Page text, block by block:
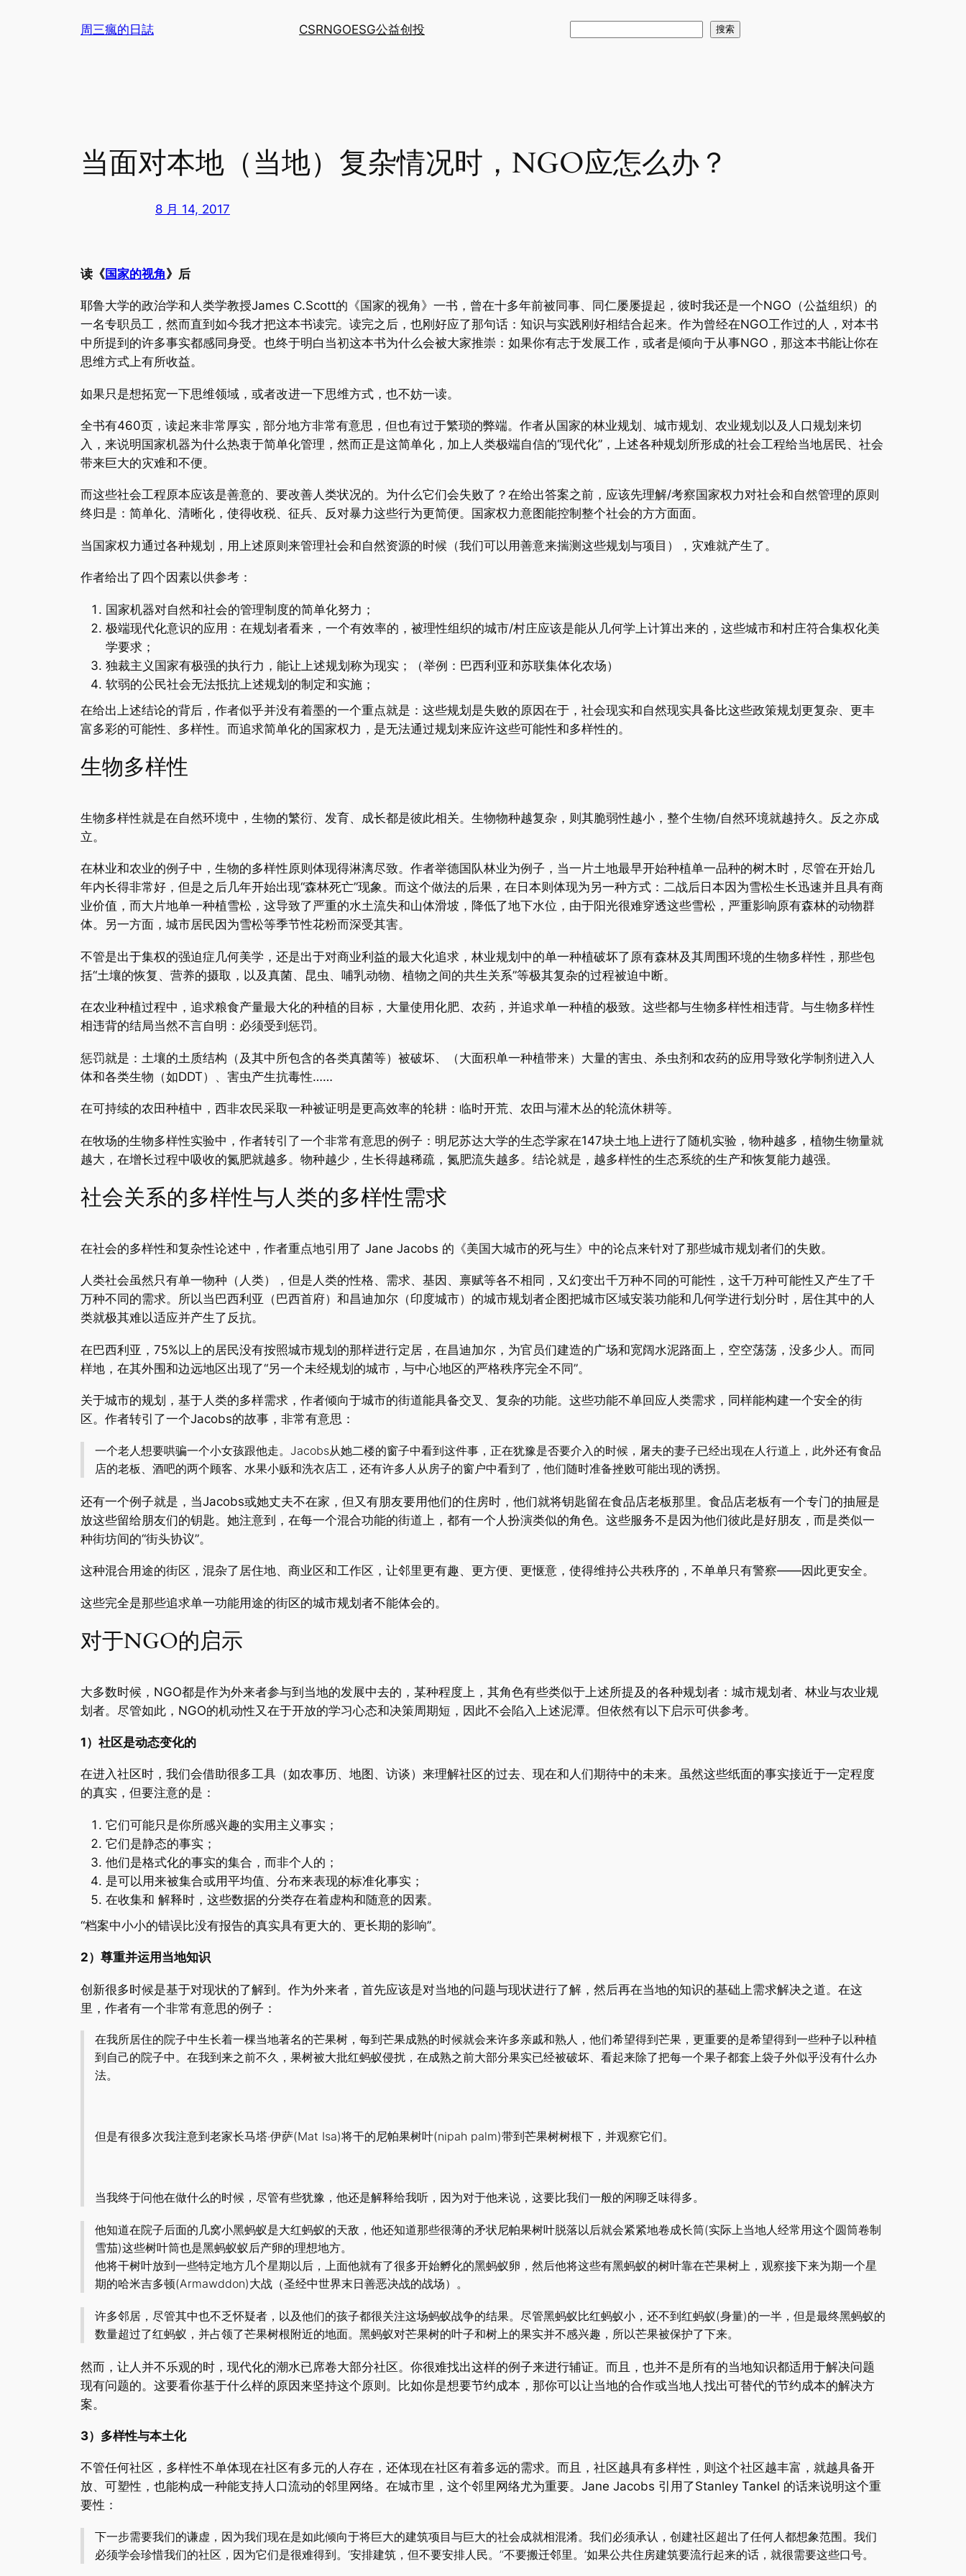
周三瘋的日誌 CSRNGOESG公益创投 搜索
当面对本地（当地）复杂情况时，NGO应怎么办？
8 月 14, 2017
读《国家的视角》后
耶鲁大学的政治学和人类学教授James C.Scott的《国家的视角》一书，曾在十多年前被同事、同仁屡屡提起，彼时我还是一个NGO（公益组织）的
一名专职员工，然而直到如今我才把这本书读完。读完之后，也刚好应了那句话：知识与实践刚好相结合起来。作为曾经在NGO工作过的人，对本书
中所提到的许多事实都感同身受。也终于明白当初这本书为什么会被大家推崇：如果你有志于发展工作，或者是倾向于从事NGO，那这本书能让你在
思维方式上有所收益。
如果只是想拓宽一下思维领域，或者改进一下思维方式，也不妨一读。
全书有460页，读起来非常厚实，部分地方非常有意思，但也有过于繁琐的弊端。作者从国家的林业规划、城市规划、农业规划以及人口规划来切
入，来说明国家机器为什么热衷于简单化管理，然而正是这简单化，加上人类极端自信的“现代化”，上述各种规划所形成的社会工程给当地居民、社会
带来巨大的灾难和不便。
而这些社会工程原本应该是善意的、要改善人类状况的。为什么它们会失败了？在给出答案之前，应该先理解/考察国家权力对社会和自然管理的原则
终归是：简单化、清晰化，使得收税、征兵、反对暴力这些行为更简便。国家权力意图能控制整个社会的方方面面。
当国家权力通过各种规划，用上述原则来管理社会和自然资源的时候（我们可以用善意来揣测这些规划与项目），灾难就产生了。
作者给出了四个因素以供参考：
国家机器对自然和社会的管理制度的简单化努力；
极端现代化意识的应用：在规划者看来，一个有效率的，被理性组织的城市/村庄应该是能从几何学上计算出来的，这些城市和村庄符合集权化美
学要求；
独裁主义国家有极强的执行力，能让上述规划称为现实；（举例：巴西利亚和苏联集体化农场）
软弱的公民社会无法抵抗上述规划的制定和实施；
在给出上述结论的背后，作者似乎并没有着墨的一个重点就是：这些规划是失败的原因在于，社会现实和自然现实具备比这些政策规划更复杂、更丰
富多彩的可能性、多样性。而追求简单化的国家权力，是无法通过规划来应许这些可能性和多样性的。
生物多样性
生物多样性就是在自然环境中，生物的繁衍、发育、成长都是彼此相关。生物物种越复杂，则其脆弱性越小，整个生物/自然环境就越持久。反之亦成
立。
在林业和农业的例子中，生物的多样性原则体现得淋漓尽致。作者举德国队林业为例子，当一片土地最早开始种植单一品种的树木时，尽管在开始几
年内长得非常好，但是之后几年开始出现“森林死亡”现象。而这个做法的后果，在日本则体现为另一种方式：二战后日本因为雪松生长迅速并且具有商
业价值，而大片地单一种植雪松，这导致了严重的水土流失和山体滑坡，降低了地下水位，由于阳光很难穿透这些雪松，严重影响原有森林的动物群
体。另一方面，城市居民因为雪松等季节性花粉而深受其害。
不管是出于集权的强迫症几何美学，还是出于对商业利益的最大化追求，林业规划中的单一种植破坏了原有森林及其周围环境的生物多样性，那些包
括“土壤的恢复、营养的摄取，以及真菌、昆虫、哺乳动物、植物之间的共生关系”等极其复杂的过程被迫中断。
在农业种植过程中，追求粮食产量最大化的种植的目标，大量使用化肥、农药，并追求单一种植的极致。这些都与生物多样性相违背。与生物多样性
相违背的结局当然不言自明：必须受到惩罚。
惩罚就是：土壤的土质结构（及其中所包含的各类真菌等）被破坏、（大面积单一种植带来）大量的害虫、杀虫剂和农药的应用导致化学制剂进入人
体和各类生物（如DDT）、害虫产生抗毒性……
在可持续的农田种植中，西非农民采取一种被证明是更高效率的轮耕：临时开荒、农田与灌木丛的轮流休耕等。
在牧场的生物多样性实验中，作者转引了一个非常有意思的例子：明尼苏达大学的生态学家在147块土地上进行了随机实验，物种越多，植物生物量就
越大，在增长过程中吸收的氮肥就越多。物种越少，生长得越稀疏，氮肥流失越多。结论就是，越多样性的生态系统的生产和恢复能力越强。
社会关系的多样性与人类的多样性需求
在社会的多样性和复杂性论述中，作者重点地引用了 Jane Jacobs 的《美国大城市的死与生》中的论点来针对了那些城市规划者们的失败。
人类社会虽然只有单一物种（人类），但是人类的性格、需求、基因、禀赋等各不相同，又幻变出千万种不同的可能性，这千万种可能性又产生了千
万种不同的需求。所以当巴西利亚（巴西首府）和昌迪加尔（印度城市）的城市规划者企图把城市区域安装功能和几何学进行划分时，居住其中的人
类就极其难以适应并产生了反抗。
在巴西利亚，75%以上的居民没有按照城市规划的那样进行定居，在昌迪加尔，为官员们建造的广场和宽阔水泥路面上，空空荡荡，没多少人。而同
样地，在其外围和边远地区出现了“另一个未经规划的城市，与中心地区的严格秩序完全不同”。
关于城市的规划，基于人类的多样需求，作者倾向于城市的街道能具备交叉、复杂的功能。这些功能不单回应人类需求，同样能构建一个安全的街
区。作者转引了一个Jacobs的故事，非常有意思：
一个老人想要哄骗一个小女孩跟他走。Jacobs从她二楼的窗子中看到这件事，正在犹豫是否要介入的时候，屠夫的妻子已经出现在人行道上，此外还有食品
店的老板、酒吧的两个顾客、水果小贩和洗衣店工，还有许多人从房子的窗户中看到了，他们随时准备挫败可能出现的诱拐。
还有一个例子就是，当Jacobs或她丈夫不在家，但又有朋友要用他们的住房时，他们就将钥匙留在食品店老板那里。食品店老板有一个专门的抽屉是
放这些留给朋友们的钥匙。她注意到，在每一个混合功能的街道上，都有一个人扮演类似的角色。这些服务不是因为他们彼此是好朋友，而是类似一
种街坊间的“街头协议”。
这种混合用途的街区，混杂了居住地、商业区和工作区，让邻里更有趣、更方便、更惬意，使得维持公共秩序的，不单单只有警察——因此更安全。
这些完全是那些追求单一功能用途的街区的城市规划者不能体会的。
对于NGO的启示
大多数时候，NGO都是作为外来者参与到当地的发展中去的，某种程度上，其角色有些类似于上述所提及的各种规划者：城市规划者、林业与农业规
划者。尽管如此，NGO的机动性又在于开放的学习心态和决策周期短，因此不会陷入上述泥潭。但依然有以下启示可供参考。
1）社区是动态变化的
在进入社区时，我们会借助很多工具（如农事历、地图、访谈）来理解社区的过去、现在和人们期待中的未来。虽然这些纸面的事实接近于一定程度
的真实，但要注意的是：
它们可能只是你所感兴趣的实用主义事实；
它们是静态的事实；
他们是格式化的事实的集合，而非个人的；
是可以用来被集合或用平均值、分布来表现的标准化事实；
在收集和 解释时，这些数据的分类存在着虚构和随意的因素。
“档案中小小的错误比没有报告的真实具有更大的、更长期的影响”。
2）尊重并运用当地知识
创新很多时候是基于对现状的了解到。作为外来者，首先应该是对当地的问题与现状进行了解，然后再在当地的知识的基础上需求解决之道。在这
里，作者有一个非常有意思的例子：
在我所居住的院子中生长着一棵当地著名的芒果树，每到芒果成熟的时候就会来许多亲戚和熟人，他们希望得到芒果，更重要的是希望得到一些种子以种植
到自己的院子中。在我到来之前不久，果树被大批红蚂蚁侵扰，在成熟之前大部分果实已经被破坏、看起来除了把每一个果子都套上袋子外似乎没有什么办
法。
但是有很多次我注意到老家长马塔·伊萨(Mat Isa)将干的尼帕果树叶(nipah palm)带到芒果树树根下，并观察它们。
当我终于问他在做什么的时候，尽管有些犹豫，他还是解释给我听，因为对于他来说，这要比我们一般的闲聊乏味得多。
他知道在院子后面的几窝小黑蚂蚁是大红蚂蚁的天敌，他还知道那些很薄的矛状尼帕果树叶脱落以后就会紧紧地卷成长筒(实际上当地人经常用这个圆筒卷制
雪茄)这些树叶筒也是黑蚂蚁蚁后产卵的理想地方。
他将干树叶放到一些特定地方几个星期以后，上面他就有了很多开始孵化的黑蚂蚁卵，然后他将这些有黑蚂蚁的树叶靠在芒果树上，观察接下来为期一个星
期的哈米吉多顿(Armawddon)大战（圣经中世界末日善恶决战的战场）。
许多邻居，尽管其中也不乏怀疑者，以及他们的孩子都很关注这场蚂蚁战争的结果。尽管黑蚂蚁比红蚂蚁小，还不到红蚂蚁(身量)的一半，但是最终黑蚂蚁的
数量超过了红蚂蚁，并占领了芒果树根附近的地面。黑蚂蚁对芒果树的叶子和树上的果实并不感兴趣，所以芒果被保护了下来。
然而，让人并不乐观的时，现代化的潮水已席卷大部分社区。你很难找出这样的例子来进行辅证。而且，也并不是所有的当地知识都适用于解决问题
现有问题的。这要看你基于什么样的原因来坚持这个原则。比如你是想要节约成本，那你可以让当地的合作或当地人找出可替代的节约成本的解决方
案。
3）多样性与本土化
不管任何社区，多样性不单体现在社区有多元的人存在，还体现在社区有着多远的需求。而且，社区越具有多样性，则这个社区越丰富，就越具备开
放、可塑性，也能构成一种能支持人口流动的邻里网络。在城市里，这个邻里网络尤为重要。Jane Jacobs 引用了Stanley Tankel 的话来说明这个重
要性：
下一步需要我们的谦虚，因为我们现在是如此倾向于将巨大的建筑项目与巨大的社会成就相混淆。我们必须承认，创建社区超出了任何人都想象范围。我们
必须学会珍惜我们的社区，因为它们是很难得到。‘安排建筑，但不要安排人民。’‘不要搬迁邻里。’如果公共住房建筑要流行起来的话，就很需要这些口号。